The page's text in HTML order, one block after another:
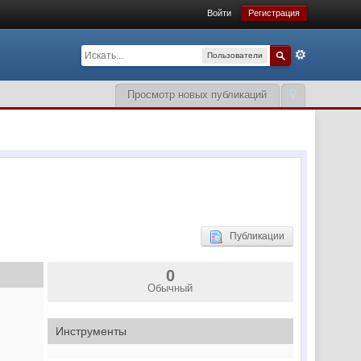
Войти Регистрация
Пользователи
Просмотр новых публикаций
Публикации
0
Обычный
Инструменты